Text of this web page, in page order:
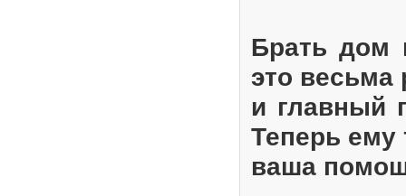
Брать дом
это весьма
и главный
Теперь ему
ваша